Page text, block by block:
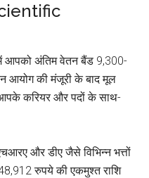
आपको अंतिम वेतन बैंड 9,300-
आयोग की मंजूरी के बाद मूल
करियर और पदों के साथ-
और डीए जैसे विभिन्न भत्तों
रुपये की एकमुश्त राशि